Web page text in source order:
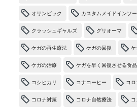
オリンピック カスタムメイドインソ
クラッシュギャルズ グリオーマ
ケガの再生療法 ケガの回復 ケ
ケガの治療 ケガを早く回復させる食品
コシヒカリ コナコーヒー コロ
コロナ対策 コロナ自然療法 コ